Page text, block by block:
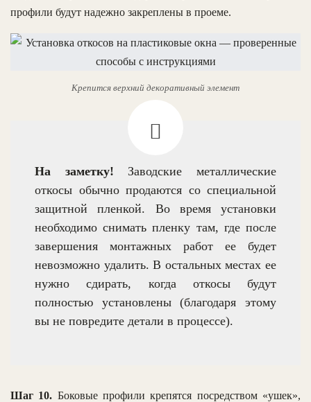
профили будут надежно закреплены в проеме.
Крепится верхний декоративный элемент
На заметку! Заводские металлические
откосы обычно продаются со специальной
защитной пленкой. Во время установки
необходимо снимать пленку там, где после
завершения монтажных работ ее будет
невозможно удалить. В остальных местах ее
нужно сдирать, когда откосы будут
полностью установлены (благодаря этому
вы не повредите детали в процессе).
Шаг 10. Боковые профили крепятся посредством «ушек»,